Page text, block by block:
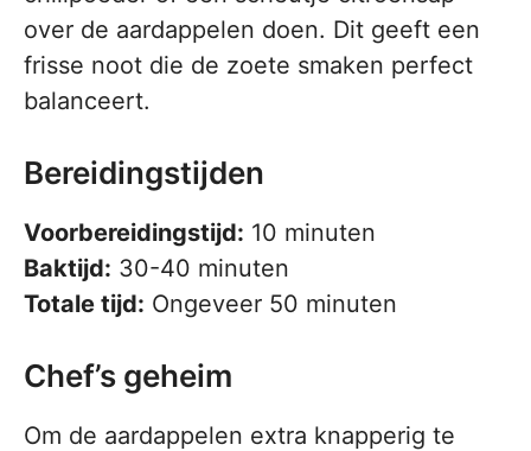
over de aardappelen doen. Dit geeft een
frisse noot die de zoete smaken perfect
balanceert.
Bereidingstijden
Voorbereidingstijd: 10 minuten
Baktijd: 30-40 minuten
Totale tijd: Ongeveer 50 minuten
Chef’s geheim
Om de aardappelen extra knapperig te